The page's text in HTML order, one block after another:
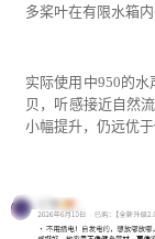
多桨叶在有限水箱
实际使用中950的
贝，听感接近自然
小幅提升，仍远优